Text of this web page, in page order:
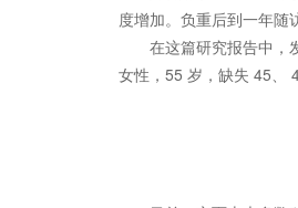
度增加。负重后到一年随
在这篇研究报告中，
女性，55 岁，缺失 45、